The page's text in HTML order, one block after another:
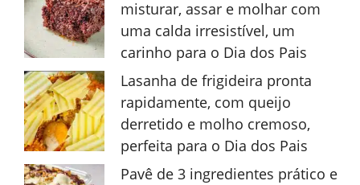
misturar, assar e molhar com
uma calda irresistível, um
carinho para o Dia dos Pais
Lasanha de frigideira pronta
rapidamente, com queijo
derretido e molho cremoso,
perfeita para o Dia dos Pais
Pavê de 3 ingredientes prático e